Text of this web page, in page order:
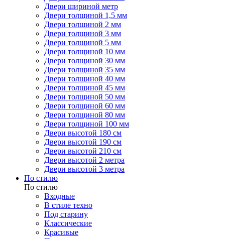
Двери шириной метр
Двери толщиной 1,5 мм
Двери толщиной 2 мм
Двери толщиной 3 мм
Двери толщиной 5 мм
Двери толщиной 10 мм
Двери толщиной 30 мм
Двери толщиной 35 мм
Двери толщиной 40 мм
Двери толщиной 45 мм
Двери толщиной 50 мм
Двери толщиной 60 мм
Двери толщиной 80 мм
Двери толщиной 100 мм
Двери высотой 180 см
Двери высотой 190 см
Двери высотой 210 см
Двери высотой 2 метра
Двери высотой 3 метра
По стилю
По стилю
Входные
В стиле техно
Под старину
Классические
Красивые